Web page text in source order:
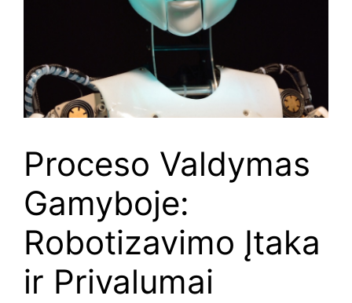
Proceso Valdymas
Gamyboje:
Robotizavimo Įtaka
ir Privalumai